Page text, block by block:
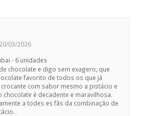
03/2026
- 6 unidades
chocolate e digo sem exagero, que
favorito de todos os que já
crocante com sabor mesmo a pistácio e
chocolate é decadente e maravilhosa.
a todes es fãs da combinação de